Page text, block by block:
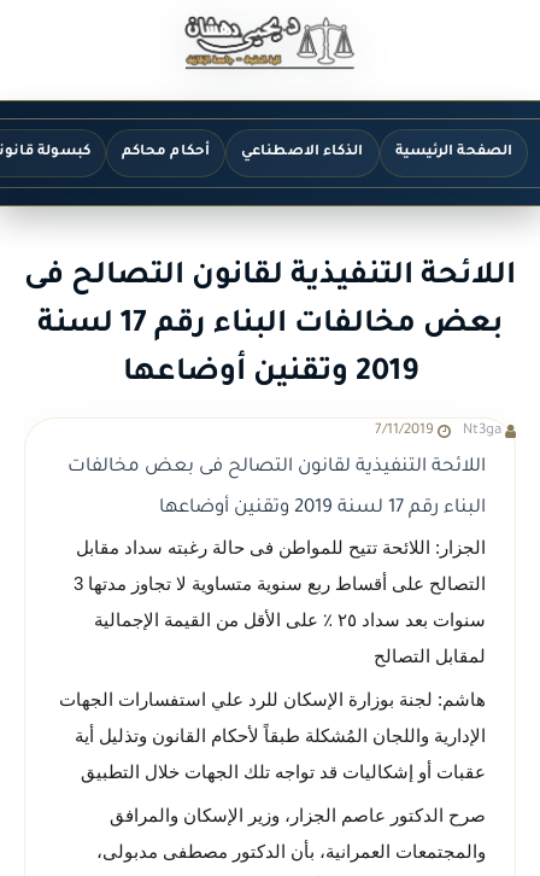
الصفحة الرئيسية الذكاء الاصطناعي أحكام محاكم كبسولة
اللائحة التنفيذية لقانون التصالح فى
بعض مخالفات البناء رقم 17 لسنة
2019 وتقنين أوضاعها
Nt3ga
7/11/2019
اللائحة التنفيذية لقانون التصالح فى بعض مخالفات
البناء رقم 17 لسنة 2019 وتقنين أوضاعها
الجزار: اللائحة تتيح للمواطن فى حالة رغبته سداد مقابل
التصالح على أقساط ربع سنوية متساوية لا تجاوز مدتها 3
سنوات بعد سداد ٢٥ ٪ على الأقل من القيمة الإجمالية
لمقابل التصالح
هاشم: لجنة بوزارة الإسكان للرد علي استفسارات الجهات
الإدارية واللجان المُشكلة طبقاً لأحكام القانون وتذليل أية
عقبات أو إشكاليات قد تواجه تلك الجهات خلال التطبيق
صرح الدكتور عاصم الجزار، وزير الإسكان والمرافق
والمجتمعات العمرانية، بأن الدكتور مصطفى مدبولى،